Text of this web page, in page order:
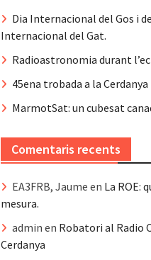
Dia Internacional del Gos i
Internacional del Gat.
Radioastronomia durant
45ena trobada a la Cerdanya
MarmotSat: un cubesat
Comentaris recents
EA3FRB, Jaume en La ROE:
mesura.
admin en Robatori al Radio
Cerdanya